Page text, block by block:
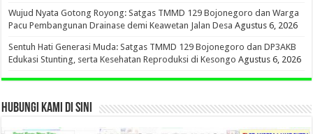
Wujud Nyata Gotong Royong: Satgas TMMD 129 Bojonegoro dan Warga
Pacu Pembangunan Drainase demi Keawetan Jalan Desa Agustus 6, 2026
Sentuh Hati Generasi Muda: Satgas TMMD 129 Bojonegoro dan DP3AKB
Edukasi Stunting, serta Kesehatan Reproduksi di Kesongo Agustus 6, 2026
HUBUNGI KAMI DI SINI